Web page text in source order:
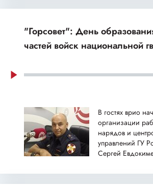
"Горсовет": День
частей войск национальной
В гостях врио
организации
нарядов и
управлений ГУ
Сергей